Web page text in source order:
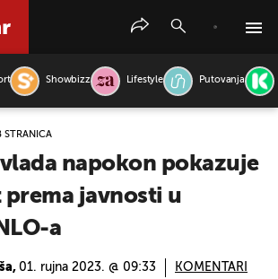
Showbizz Lifestyle Putovanja
STRANICA
napokon pokazuje
javnosti u
a
01. rujna 2023. @ 09:33 KOMENTARI